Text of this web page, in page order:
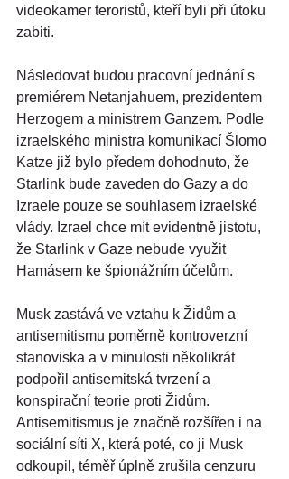
videokamer teroristů, kteří byli při útoku
zabiti.
Následovat budou pracovní jednání s
premiérem Netanjahuem, prezidentem
Herzogem a ministrem Ganzem. Podle
izraelského ministra komunikací Šlomo
Katze již bylo předem dohodnuto, že
Starlink bude zaveden do Gazy a do
Izraele pouze se souhlasem izraelské
vlády. Izrael chce mít evidentně jistotu,
že Starlink v Gaze nebude využit
Hamásem ke špionážním účelům.
Musk zastává ve vztahu k Židům a
antisemitismu poměrně kontroverzní
stanoviska a v minulosti několikrát
podpořil antisemitská tvrzení a
konspirační teorie proti Židům.
Antisemitismus je značně rozšířen i na
sociální síti X, která poté, co ji Musk
odkoupil, téměř úplně zrušila cenzuru